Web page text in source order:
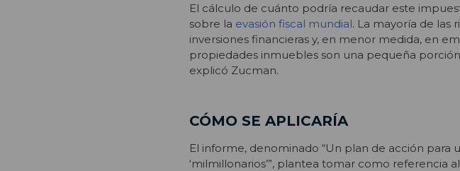
El cálculo de cuánto podría recaudar este
sobre la evasión fiscal mundial. La mayoría de las
inversiones financieras y, en menor medida, en
propiedades inmuebles son una pequeña
explicó Zucman.
CÓMO SE APLICARÍA
El informe, denominado “Un plan de acción
‘milmillonarios’”, plantea tomar como